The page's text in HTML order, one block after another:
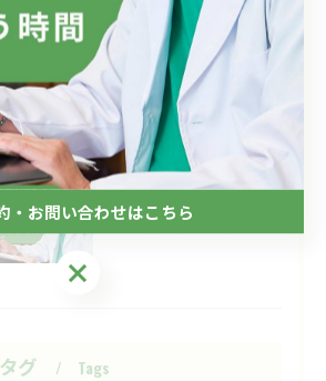
2026/07/01
新しい視点の大切さ。
2026/06/24
タグ Tags
・お問い合わせはこちら
・お問い合わせはこちら